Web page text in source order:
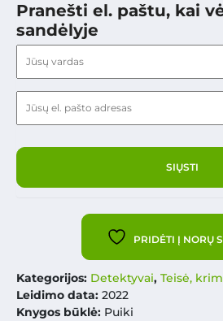
Pranešti el. paštu, kai
sandėlyje
PRIDĖTI Į NORŲ
Kategorijos: Detektyvai, Teisė,
Leidimo data: 2022
Knygos būklė: Puiki